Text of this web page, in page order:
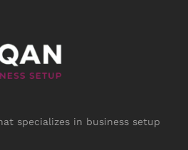
specializes in business setup